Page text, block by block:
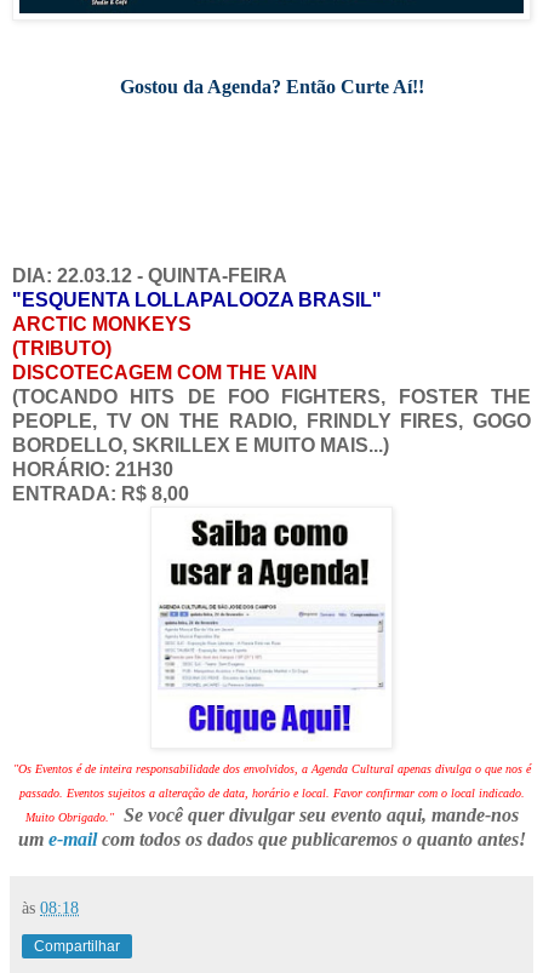
Gostou da Agenda? Então Curte Aí!!
DIA: 22.03.12 - QUINTA-FEIRA
"ESQUENTA LOLLAPALOOZA BRASIL"
ARCTIC MONKEYS
(TRIBUTO)
DISCOTECAGEM COM THE VAIN
(TOCANDO HITS DE FOO FIGHTERS, FOSTER THE
PEOPLE, TV ON THE RADIO, FRINDLY FIRES, GOGO
BORDELLO, SKRILLEX E MUITO MAIS...)
HORÁRIO: 21H30
ENTRADA: R$ 8,00
"Os Eventos é de inteira responsabilidade dos envolvidos, a Agenda Cultural apenas divulga o que nos é
passado. Eventos sujeitos a alteração de data, horário e local. Favor confirmar com o local indicado.
Muito Obrigado."
Se você quer divulgar seu evento aqui, mande-nos
um e-mailcom todos os dados que publicaremos o quanto antes!
às 08:18
Compartilhar